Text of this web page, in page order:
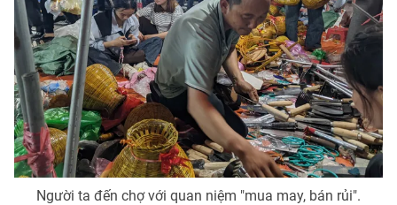
Người ta đến chợ với quan niệm "mua may, bán rủi".